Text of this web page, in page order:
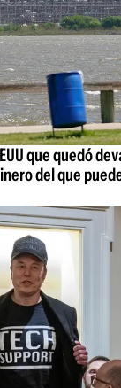
que quedó
del que